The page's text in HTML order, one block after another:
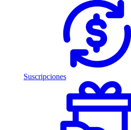
Suscripciones